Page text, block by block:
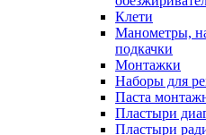
Клети
Манометры,
подкачки
Монтажки
Наборы для
Паста
Пластыри
Пластыри